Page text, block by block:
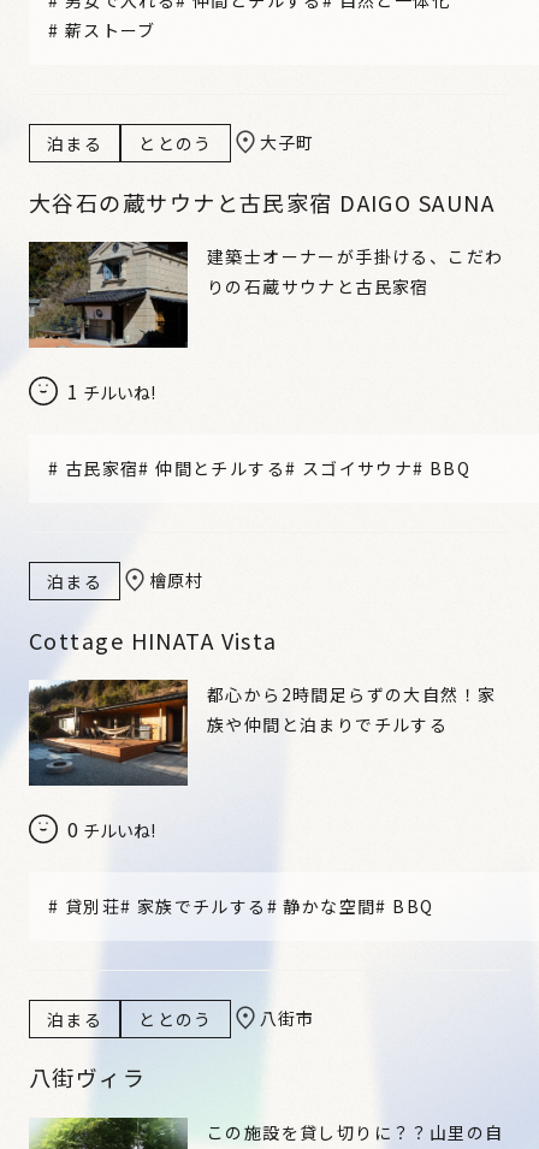
# 薪ストーブ
泊まる ととのう 大子町
大谷石の蔵サウナと古民家宿 DAIGO SAUNA
1 チルいね!
建築士オーナーが手掛ける、こだわ
りの石蔵サウナと古民家宿
# 古民家宿#仲間とチルする# スゴイサウナ# BBQ
泊まる 檜原村
Cottage HINATA Vista
0 チルいね!
都心から2時間足らずの大自然！家
族や仲間と泊まりでチルする
# 貸別荘# 家族でチルする #静かな空間# BBQ
泊まる ととのう 八街市
八街ヴィラ
この施設を貸し切りに？？山里の自